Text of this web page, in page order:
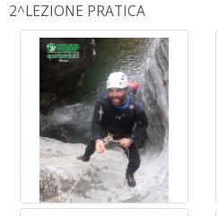
2^LEZIONE PRATICA